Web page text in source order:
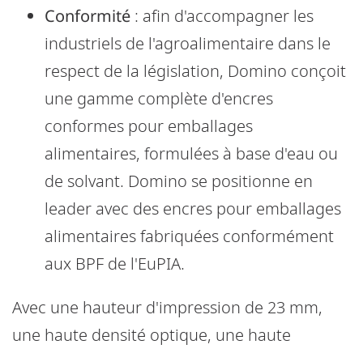
Conformité : afin d'accompagner les
industriels de l'agroalimentaire dans le
respect de la législation, Domino conçoit
une gamme complète d'encres
conformes pour emballages
alimentaires, formulées à base d'eau ou
de solvant. Domino se positionne en
leader avec des encres pour emballages
alimentaires fabriquées conformément
aux BPF de l'EuPIA.
Avec une hauteur d'impression de 23 mm,
une haute densité optique, une haute